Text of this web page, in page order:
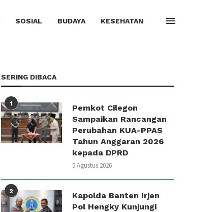
SOSIAL BUDAYA KESEHATAN
SERING DIBACA
1
Pemkot Cilegon
Sampaikan Rancangan
Perubahan KUA-PPAS
Tahun Anggaran 2026
kepada DPRD
5 Agustus 2026
2
Kapolda Banten Irjen
Pol Hengky Kunjungi